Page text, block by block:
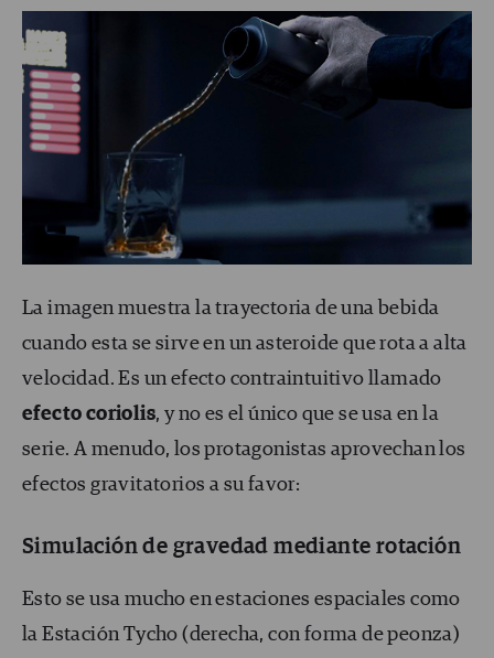
La imagen muestra la trayectoria de una bebida
cuando esta se sirve en un asteroide que rota a alta
velocidad. Es un efecto contraintuitivo llamado
efecto coriolis, y no es el único que se usa en la
serie. A menudo, los protagonistas aprovechan los
efectos gravitatorios a su favor:
Simulación de gravedad mediante rotación
Esto se usa mucho en estaciones espaciales como
la Estación Tycho (derecha, con forma de peonza)